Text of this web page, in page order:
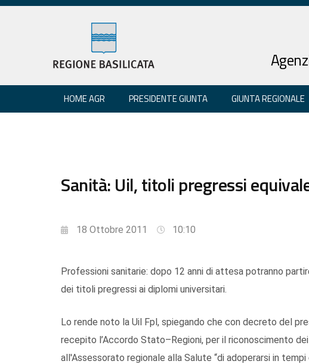
HOME AGR PRESIDENTE GIUNTA GIUNTA REGIONALE
Sanità: Uil, titoli pregressi
18 Ottobre 2011 10:10
Professioni sanitarie: dopo 12 anni di attesa potranno
dei titoli pregressi ai diplomi universitari.
Lo rende noto la Uil Fpl, spiegando che con decreto del
recepito l’Accordo Stato–Regioni, per il riconoscimento
all'Assessorato regionale alla Salute “di adoperarsi in